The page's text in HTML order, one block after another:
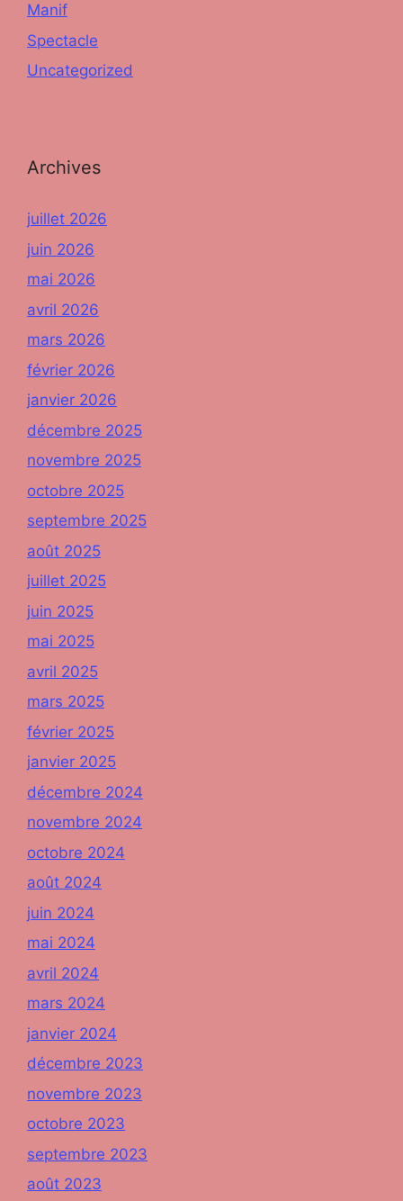
Manif
Spectacle
Uncategorized
Archives
juillet 2026
juin 2026
mai 2026
avril 2026
mars 2026
février 2026
janvier 2026
décembre 2025
novembre 2025
octobre 2025
septembre 2025
août 2025
juillet 2025
juin 2025
mai 2025
avril 2025
mars 2025
février 2025
janvier 2025
décembre 2024
novembre 2024
octobre 2024
août 2024
juin 2024
mai 2024
avril 2024
mars 2024
janvier 2024
décembre 2023
novembre 2023
octobre 2023
septembre 2023
août 2023